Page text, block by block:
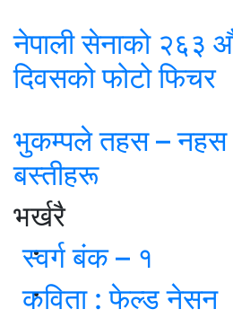
नेपाली सेनाको २६३
दिवसको फोटो फिचर
भुकम्पले तहस – नहस
बस्तीहरू
भर्खरै
स्वर्ग बंक – १
कविता : फेल्ड नेसन